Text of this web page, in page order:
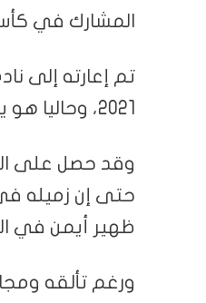
المشارك في كأس
2021، وحاليا هو يلعب لنادي باريس سان جيرمان الفرنسي.
وقد حصل على
حتى إن زميله
ظهير أيمن في
ورغم تألقه